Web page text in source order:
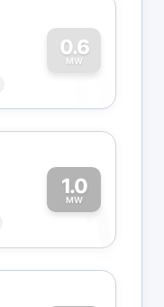
0.6
MW
0
1.0
MW1